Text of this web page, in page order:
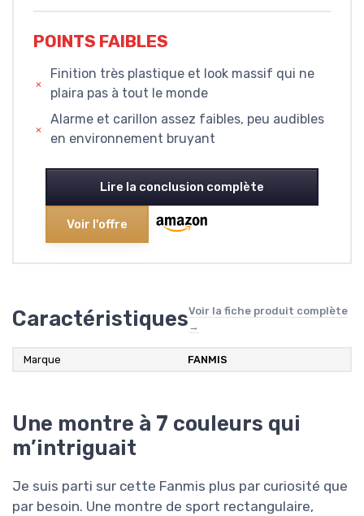
POINTS FAIBLES
Finition très plastique et look massif qui ne
plaira pas à tout le monde
Alarme et carillon assez faibles, peu audibles
en environnement bruyant
Lire la conclusion complète
Voir l'offre
CaractéristiquesVoir la fiche produit complète
→
Marque FANMIS
Une montre à 7 couleurs qui
m’intriguait
Je suis parti sur cette Fanmis plus par curiosité que
par besoin. Une montre de sport rectangulaire,